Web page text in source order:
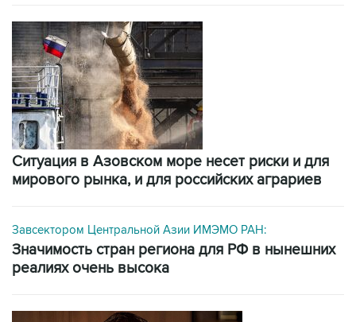
Ситуация в Азовском море несет риски и для
мирового рынка, и для российских аграриев
Завсектором Центральной Азии ИМЭМО РАН:
значимость стран региона для РФ в нынешних
реалиях очень высока